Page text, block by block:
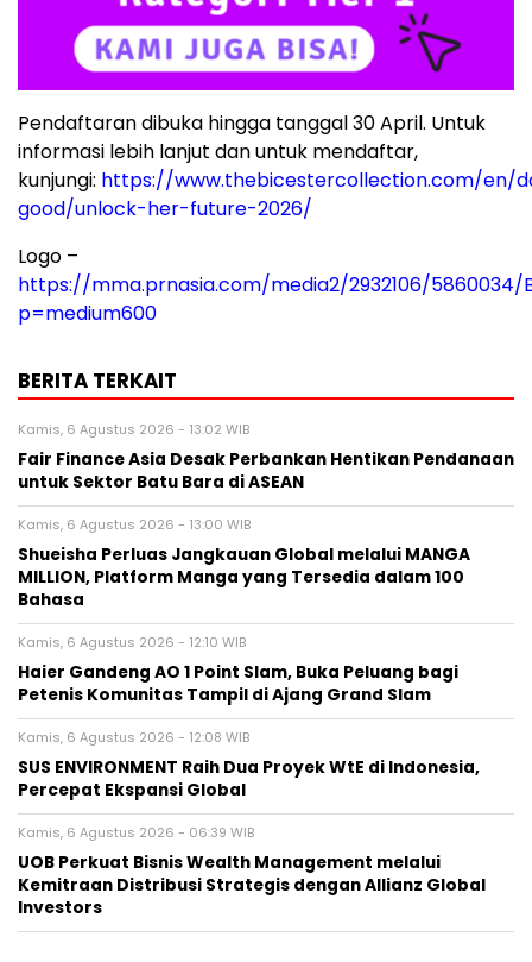
Pendaftaran dibuka hingga tanggal 30 April. Untuk
informasi lebih lanjut dan untuk mendaftar,
kunjungi: https://www.thebicestercollection.com/en/
good/unlock-her-future-2026/
Logo –
https://mma.prnasia.com/media2/2932106/5860034/
p=medium600
BERITA TERKAIT
Kamis, 6 Agustus 2026 - 13:02 WIB
Fair Finance Asia Desak Perbankan Hentikan Pendanaan
untuk Sektor Batu Bara di ASEAN
Kamis, 6 Agustus 2026 - 13:00 WIB
Shueisha Perluas Jangkauan Global melalui MANGA
MILLION, Platform Manga yang Tersedia dalam 100
Bahasa
Kamis, 6 Agustus 2026 - 12:10 WIB
Haier Gandeng AO 1 Point Slam, Buka Peluang bagi
Petenis Komunitas Tampil di Ajang Grand Slam
Kamis, 6 Agustus 2026 - 12:08 WIB
SUS ENVIRONMENT Raih Dua Proyek WtE di Indonesia,
Percepat Ekspansi Global
Kamis, 6 Agustus 2026 - 06:39 WIB
UOB Perkuat Bisnis Wealth Management melalui
Kemitraan Distribusi Strategis dengan Allianz Global
Investors